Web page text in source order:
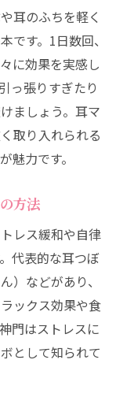
耳のふちを軽く
です。1日数回、
に効果を実感し
っ張りすぎたり
ましょう。耳マ
取り入れられる
魅力です。
方法
レス緩和や自律
代表的な耳つぼ
）などがあり、
ックス効果や食
門はストレスに
として知られて